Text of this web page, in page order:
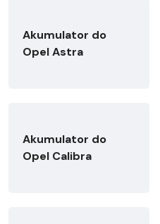
Akumulator do
Opel Astra
Akumulator do
Opel Calibra